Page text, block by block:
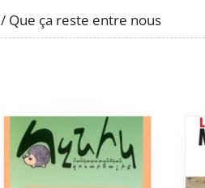
/ Que ça reste entre nous